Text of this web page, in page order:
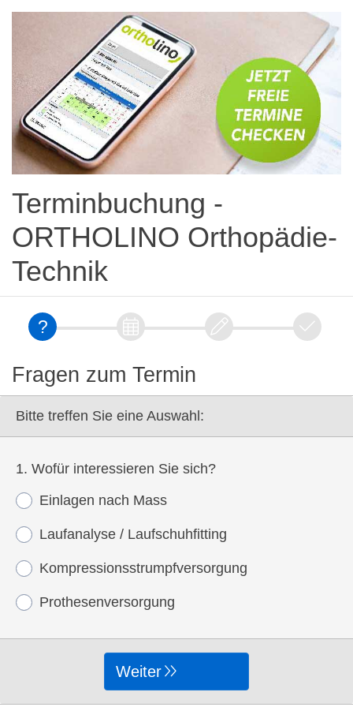
Terminbuchung -
ORTHOLINO Orthopädie-
Technik
Fragen zum Termin
Bitte treffen Sie eine Auswahl:
1. Wofür interessieren Sie sich?
Einlagen nach Mass
Laufanalyse / Laufschuhfitting
Kompressionsstrumpfversorgung
Prothesenversorgung
Weiter